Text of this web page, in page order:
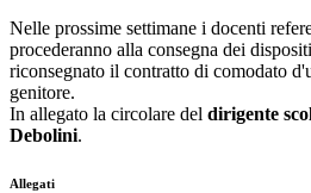
Nelle prossime settimane i docenti
procederanno alla consegna dei
riconsegnato il contratto di comodato
genitore.
In allegato la circolare del dirigente
Debolini.
Allegati